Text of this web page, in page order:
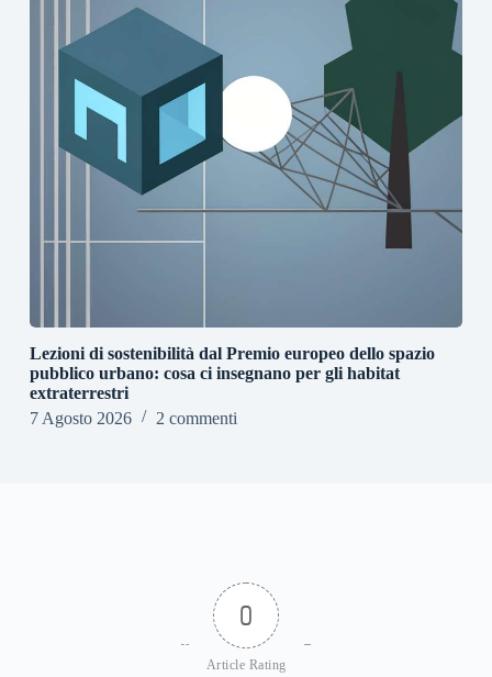
Lezioni di sostenibilità dal Premio europeo dello spazio
pubblico urbano: cosa ci insegnano per gli habitat
extraterrestri
7 Agosto 2026
2 commenti
0
Article Rating